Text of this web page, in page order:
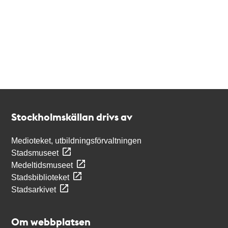
Stockholmskällan drivs av
Medioteket, utbildningsförvaltningen
Stadsmuseet
Medeltidsmuseet
Stadsbiblioteket
Stadsarkivet
Om webbplatsen